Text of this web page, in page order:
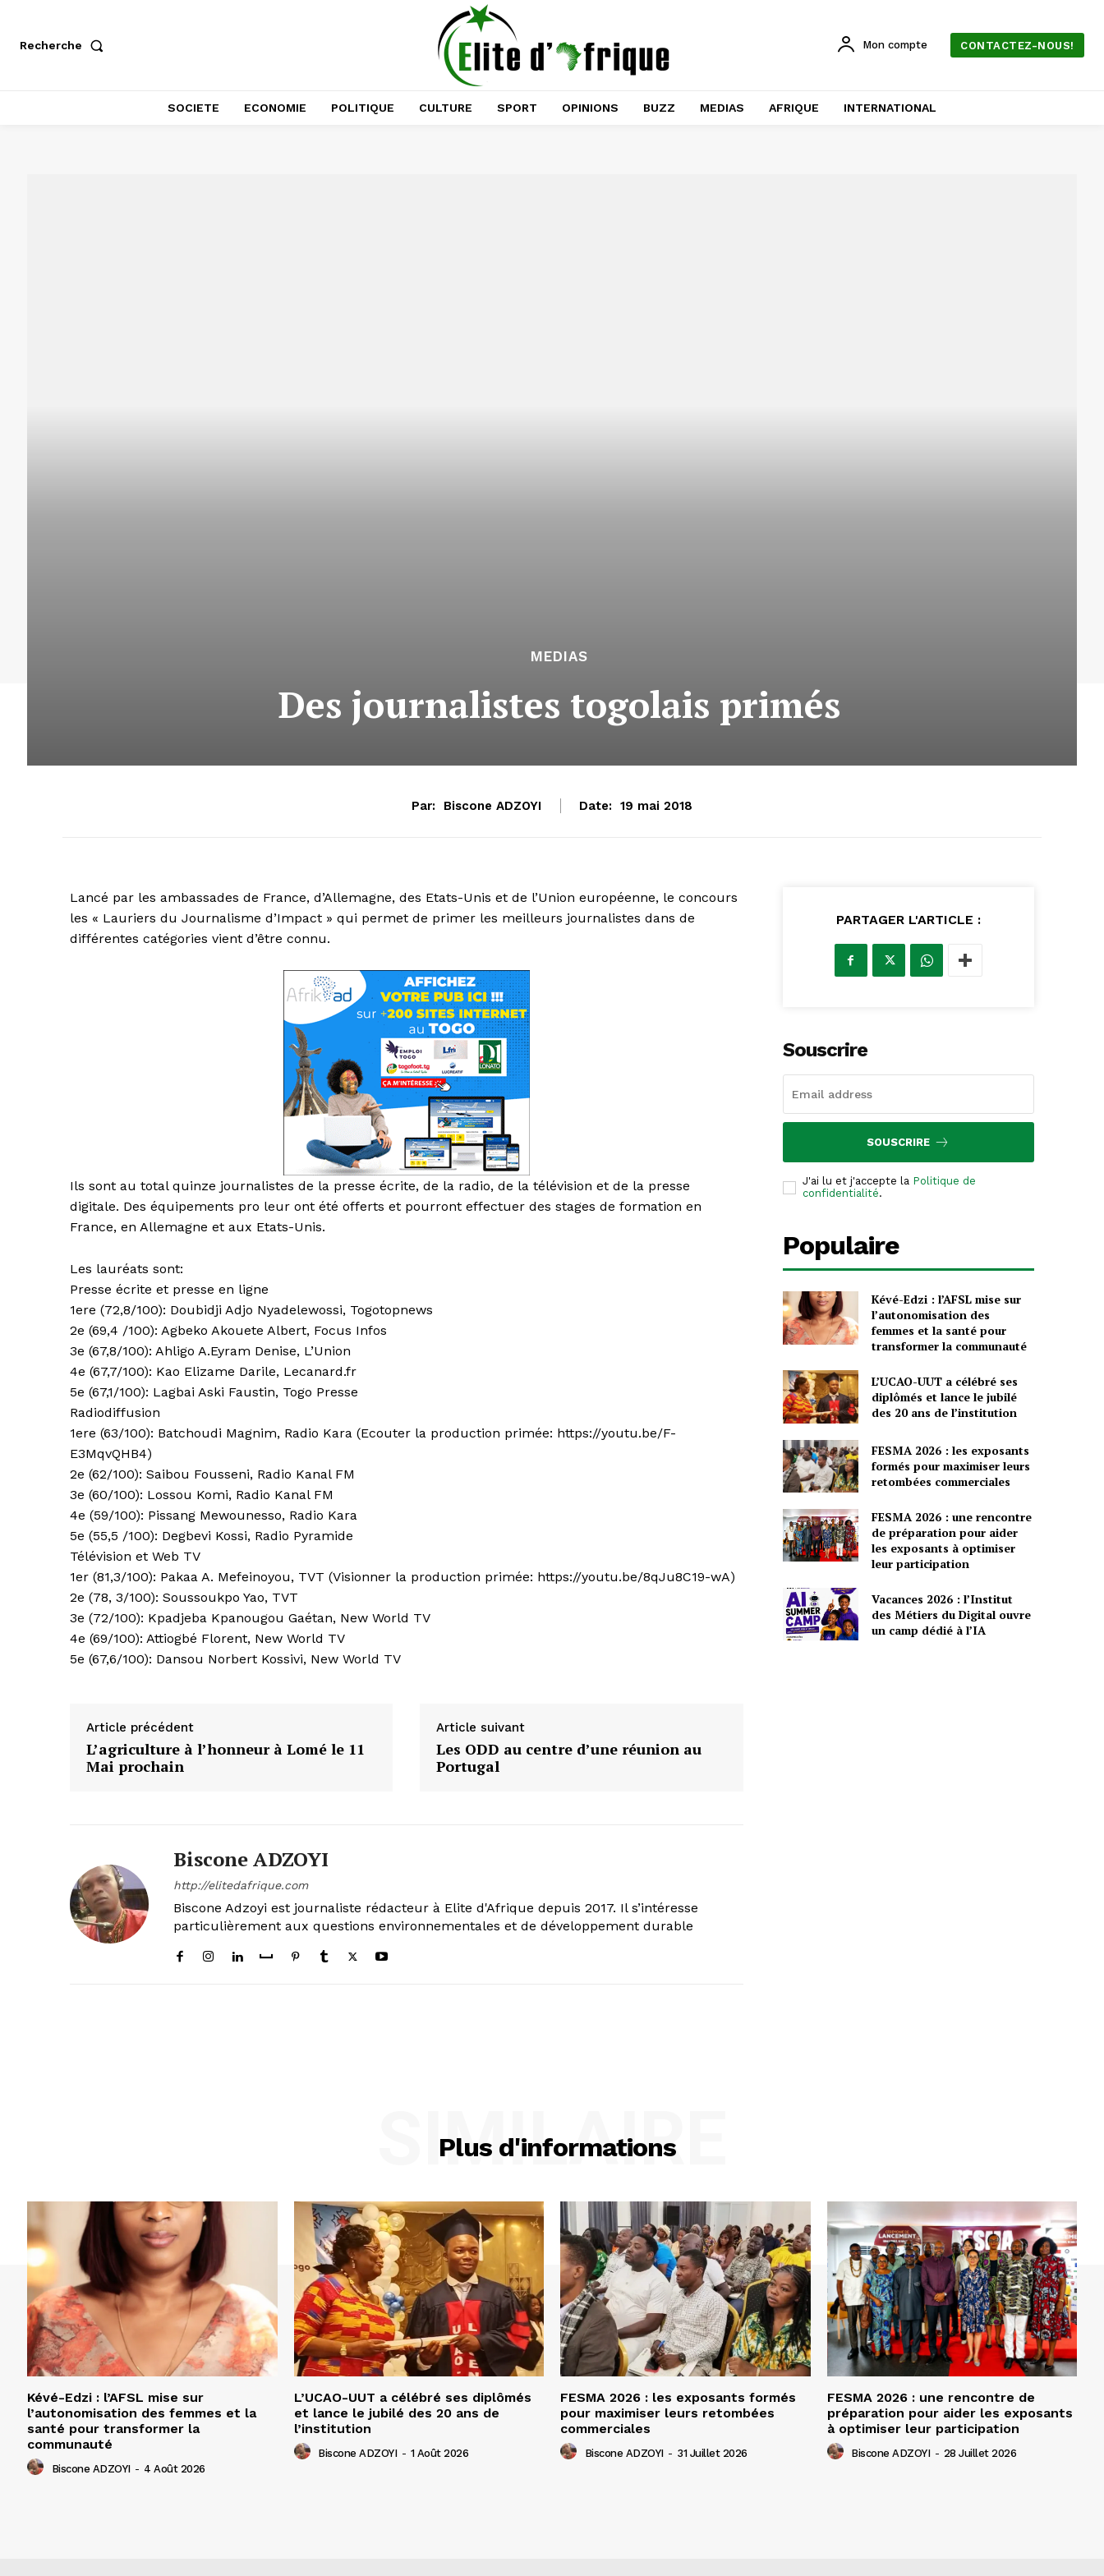
Recherche Mon compte CONTACTEZ-NOUS!
SOCIETE ECONOMIE POLITIQUE CULTURE SPORT OPINIONS BUZZ MEDIAS AFRIQUE INTERNATIONAL
MEDIAS
Des journalistes togolais primés
Par: Biscone ADZOYI Date: 19 mai 2018
Lancé par les ambassades de France, d’Allemagne, des Etats-Unis et de l’Union européenne, le concours
les « Lauriers du Journalisme d’Impact » qui permet de primer les meilleurs journalistes dans de
différentes catégories vient d’être connu.
Ils sont au total quinze journalistes de la presse écrite, de la radio, de la télévision et de la presse
digitale. Des équipements pro leur ont été offerts et pourront effectuer des stages de formation en
France, en Allemagne et aux Etats-Unis.
Les lauréats sont:
Presse écrite et presse en ligne
1ere (72,8/100): Doubidji Adjo Nyadelewossi, Togotopnews
2e (69,4 /100): Agbeko Akouete Albert, Focus Infos
3e (67,8/100): Ahligo A.Eyram Denise, L’Union
4e (67,7/100): Kao Elizame Darile, Lecanard.fr
5e (67,1/100): Lagbai Aski Faustin, Togo Presse
Radiodiffusion
1ere (63/100): Batchoudi Magnim, Radio Kara (Ecouter la production primée: https://youtu.be/F-
E3MqvQHB4)
2e (62/100): Saibou Fousseni, Radio Kanal FM
3e (60/100): Lossou Komi, Radio Kanal FM
4e (59/100): Pissang Mewounesso, Radio Kara
5e (55,5 /100): Degbevi Kossi, Radio Pyramide
Télévision et Web TV
1er (81,3/100): Pakaa A. Mefeinoyou, TVT (Visionner la production primée: https://youtu.be/8qJu8C19-wA)
2e (78, 3/100): Soussoukpo Yao, TVT
3e (72/100): Kpadjeba Kpanougou Gaétan, New World TV
4e (69/100): Attiogbé Florent, New World TV
5e (67,6/100): Dansou Norbert Kossivi, New World TV
Article précédent
L’agriculture à l’honneur à Lomé le 11
Mai prochain
Article suivant
Les ODD au centre d’une réunion au
Portugal
Biscone ADZOYI
http://elitedafrique.com
Biscone Adzoyi est journaliste rédacteur à Elite d'Afrique depuis 2017. Il s’intéresse
particulièrement aux questions environnementales et de développement durable
PARTAGER L'ARTICLE :
Souscrire
SOUSCRIRE
J'ai lu et j'accepte la Politique de
confidentialité.
Populaire
Kévé-Edzi : l’AFSL mise sur
l’autonomisation des
femmes et la santé pour
transformer la communauté
L’UCAO-UUT a célébré ses
diplômés et lance le jubilé
des 20 ans de l’institution
FESMA 2026 : les exposants
formés pour maximiser leurs
retombées commerciales
FESMA 2026 : une rencontre
de préparation pour aider
les exposants à optimiser
leur participation
Vacances 2026 : l’Institut
des Métiers du Digital ouvre
un camp dédié à l’IA
Plus d'informations
SIMILAIRE
Kévé-Edzi : l’AFSL mise sur
l’autonomisation des femmes et la
santé pour transformer la
communauté
Biscone ADZOYI - 4 Août 2026
L’UCAO-UUT a célébré ses diplômés
et lance le jubilé des 20 ans de
l’institution
Biscone ADZOYI - 1 Août 2026
FESMA 2026 : les exposants formés
pour maximiser leurs retombées
commerciales
Biscone ADZOYI - 31 Juillet 2026
FESMA 2026 : une rencontre de
préparation pour aider les exposants
à optimiser leur participation
Biscone ADZOYI - 28 Juillet 2026